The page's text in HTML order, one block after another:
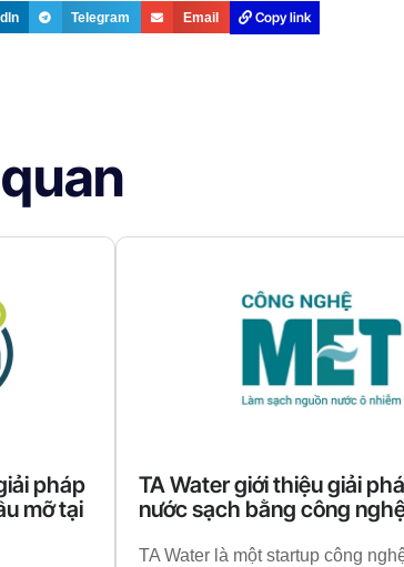
Telegram Email Copy link
pháp
mỡ tại
TA Water giới thiệu giải
nước sạch bằng công
TA Water là một startup công